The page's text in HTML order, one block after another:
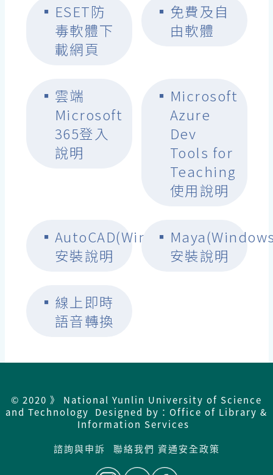
▪ ESET防
毒軟體下
載網頁
▪ 免費及自
由軟體
▪ 雲端
Microsoft
365登入
說明
▪ Microsoft
Azure
Dev
Tools for
Teaching
使用說明
▪ AutoCAD(Windows)
安裝說明
▪
安裝說明
▪ 線上即時
語音轉換
© 2020 》 National Yunlin University of Science
and Technology Designed by：Office of Library &
Information Services
諮詢與申訴
聯絡我們 資通安全政策